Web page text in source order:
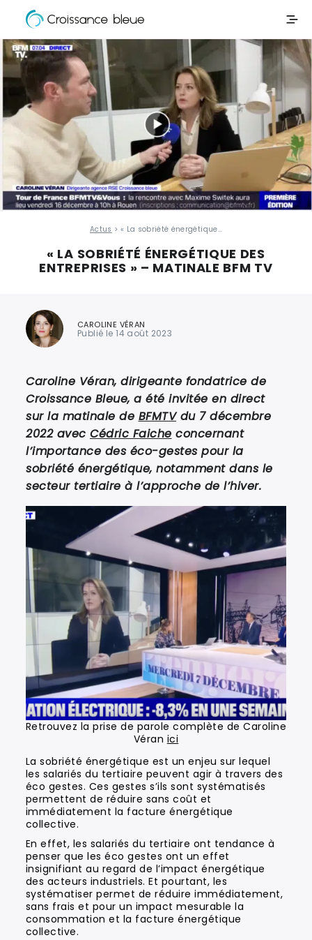
Aller
directement
au
contenu
Croissance
Bleue
Actus > « La sobriété énergétique…
« LA SOBRIÉTÉ ÉNERGÉTIQUE DES
ENTREPRISES » – MATINALE BFM TV
CAROLINE VÉRAN
Publié le 14 août 2023
Caroline Véran, dirigeante fondatrice de
Croissance Bleue, a été invitée en direct
sur la matinale de BFMTVdu 7 décembre
2022 avec Cédric Faiche concernant
l’importance des éco-gestes pour la
sobriété énergétique, notamment dans le
secteur tertiaire à l’approche de l’hiver.
Retrouvez la prise de parole complète de Caroline
Véran ici
La sobriété énergétique est un enjeu sur lequel
les salariés du tertiaire peuvent agir à travers des
éco gestes. Ces gestes s’ils sont systématisés
permettent de réduire sans coût et
immédiatement la facture énergétique
collective.
En effet, les salariés du tertiaire ont tendance à
penser que les éco gestes ont un effet
insignifiant au regard de l’impact énergétique
des acteurs industriels. Et pourtant, les
systématiser permet de réduire immédiatement,
sans frais et pour un impact mesurable la
consommation et la facture énergétique
collective.